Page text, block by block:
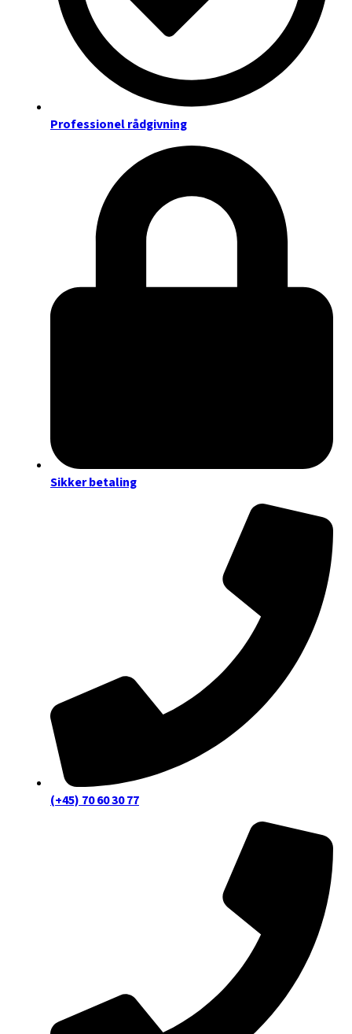
Professionel rådgivning
Sikker betaling
(+45) 70 60 30 77